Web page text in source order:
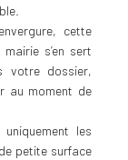
cette
s’en sert
votre dossier,
au moment de
les
petite surface